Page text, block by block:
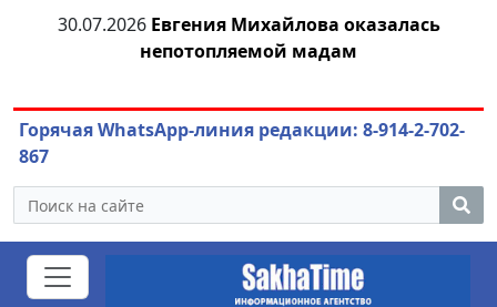
30.07.2026 Евгения Михайлова оказалась
непотопляемой мадам
Горячая WhatsApp-линия редакции: 8-914-2-702-
867